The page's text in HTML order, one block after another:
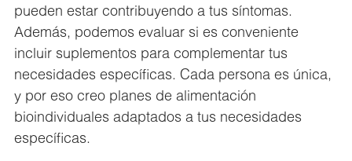
pueden estar contribuyendo a tus síntomas.
Además, podemos evaluar si es conveniente
incluir suplementos para complementar tus
necesidades específicas. Cada persona es única,
y por eso creo planes de alimentación
bioindividuales adaptados a tus necesidades
específicas.